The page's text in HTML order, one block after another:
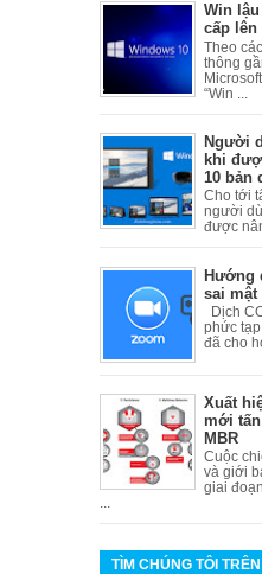
Win
cấp lên
Theo
thông
“Win ...
Người
khi
10 bản
Cho tới
người
được
Hướng
sai mật
Dịch
phức
đã cho
Xuất
mới
MBR
Cuộc
và giới
giai
TÌM CHÚNG TÔI